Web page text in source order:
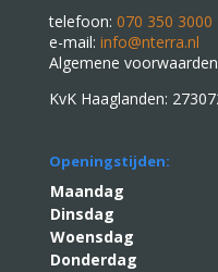
telefoon: 070 350 3000
e-mail: info@nterra.nl
Algemene
KvK Haaglanden:
Openingstijden:
Maandag
Dinsdag
Woensdag
Donderdag